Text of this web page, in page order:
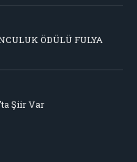
ÖDÜLÜ FULYA
Şiir Var